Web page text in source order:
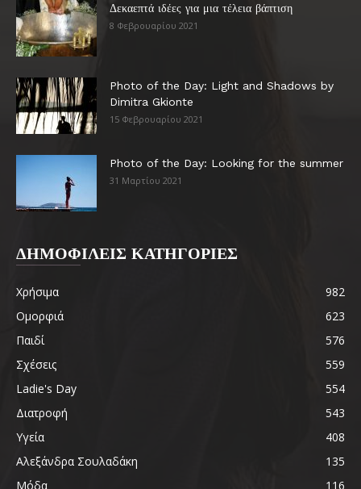
Δεκαεπτά ιδέες για μια τέλεια βάπτιση
8 Φεβρουαρίου 2021
Photo of the Day: Light and Shadows by
Dimitra Gkionte
15 Φεβρουαρίου 2021
Photo of the Day: Looking for the summer
31 Μαρτίου 2021
ΔΗΜΟΦΙΛΕΙΣ ΚΑΤΗΓΟΡΙΕΣ
Χρήσιμα
982
Ομορφιά
623
Παιδί
576
Σχέσεις
559
Ladie's Day
554
Διατροφή
543
Υγεία
408
Αλεξάνδρα Σουλαδάκη
135
Μόδα
116